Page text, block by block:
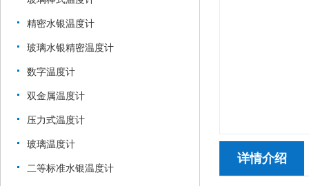
精密水银温度计
玻璃水银精密温度计
数字温度计
双金属温度计
压力式温度计
玻璃温度计
二等标准水银温度计
详情介绍